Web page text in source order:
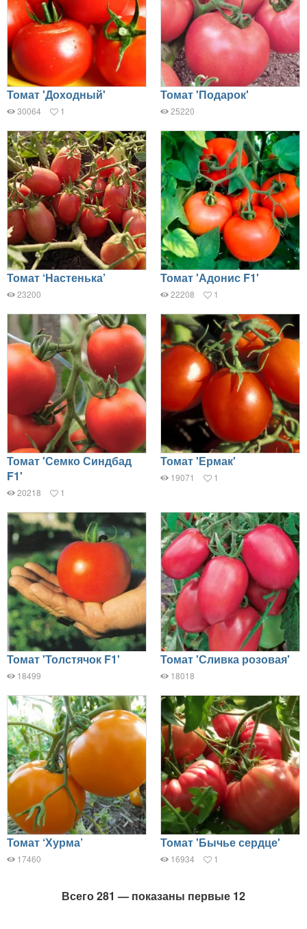
Томат 'Доходный'
30064 1
Томат 'Подарок'
25220
Томат ‘Настенька’
23200
Томат 'Адонис F1'
22208 1
Томат 'Семко Синдбад
F1'
20218 1
Томат 'Ермак'
19071 1
Томат 'Толстячок F1'
18499
Томат 'Сливка розовая'
18018
Томат ‘Хурма’
17460
Томат 'Бычье сердце'
16934 1
Всего 281 — показаны первые 12